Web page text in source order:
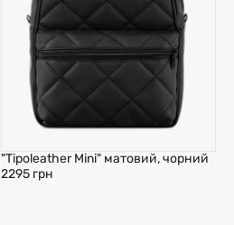
"Tipoleather Mini" матовий, чорний
2295 грн